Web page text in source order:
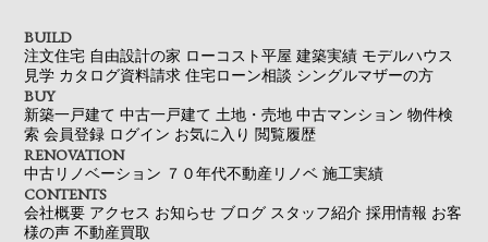
BUILD
注文住宅 自由設計の家 ローコスト平屋 建築実績 モデルハウス
見学 カタログ資料請求 住宅ローン相談 シングルマザーの方
BUY
新築一戸建て 中古一戸建て 土地・売地 中古マンション 物件検
索 会員登録 ログイン お気に入り 閲覧履歴
RENOVATION
中古リノベーション ７０年代不動産リノベ 施工実績
CONTENTS
会社概要 アクセス お知らせ ブログ スタッフ紹介 採用情報 お客
様の声 不動産買取